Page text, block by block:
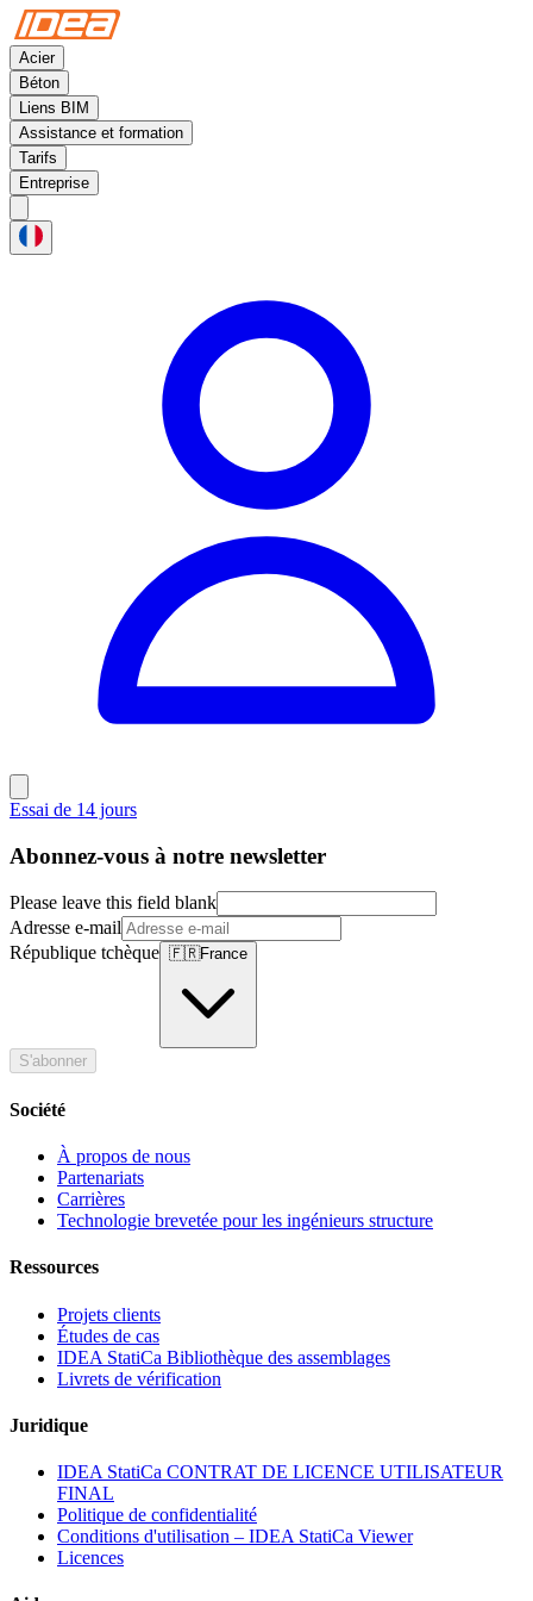
Acier
Béton
Liens BIM
Assistance et formation
Tarifs
Entreprise
Essai de 14 jours
Abonnez-vous à notre newsletter
Please leave this field blank
Adresse e-mail
République tchèque 🇫🇷France
S'abonner
Société
À propos de nous
Partenariats
Carrières
Technologie brevetée pour les ingénieurs structure
Ressources
Projets clients
Études de cas
IDEA StatiCa Bibliothèque des assemblages
Livrets de vérification
Juridique
IDEA StatiCa CONTRAT DE LICENCE UTILISATEUR
FINAL
Politique de confidentialité
Conditions d'utilisation – IDEA StatiCa Viewer
Licences